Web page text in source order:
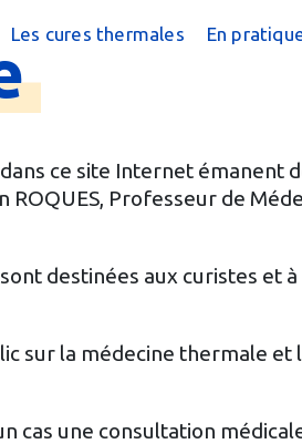
?
Les cures thermales
Cures conventionnées
Cures post cancer
En
Annuaire
Le
Préparer
ce site Internet émanent
Professeur de
destinées aux curistes et
sur la médecine thermale et
cas une consultation